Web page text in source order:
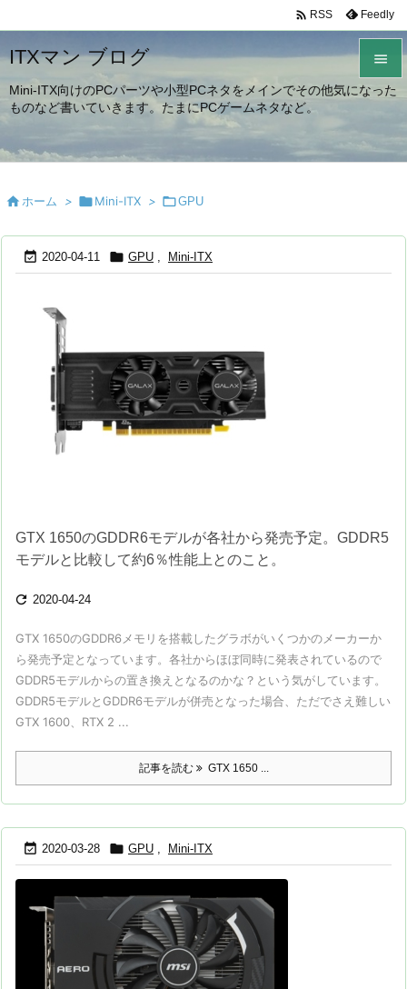
ITXマン ブログ
Mini-ITX向けのPCパーツや小型PCネタをメインでその他気になった
ものなど書いていきます。たまにPCゲームネタなど。


サイド

 RSS Feedly
 ホーム > Mini-ITX > GPU
 2020-04-11  GPU , Mini-ITX
GTX 1650のGDDR6モデルが各社から発売予定。GDDR5
モデルと比較して約6％性能上とのこと。
 2020-04-24
GTX 1650のGDDR6メモリを搭載したグラボがいくつかのメーカーか
ら発売予定となっています。各社からほぼ同時に発表されているので
GDDR5モデルからの置き換えとなるのかな？という気がしています。
GDDR5モデルとGDDR6モデルが併売となった場合、ただでさえ難しい
GTX 1600、RTX 2 ...
記事を読む GTX 1650 ...
 2020-03-28  GPU , Mini-ITX